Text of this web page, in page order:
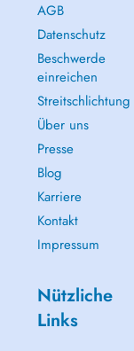
AGB
Datenschutz
Beschwerde
einreichen
Streitschlichtung
Über uns
Presse
Blog
Karriere
Kontakt
Impressum
Nützliche
Links